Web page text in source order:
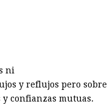
ni
y reflujos pero sobre
confianzas mutuas.